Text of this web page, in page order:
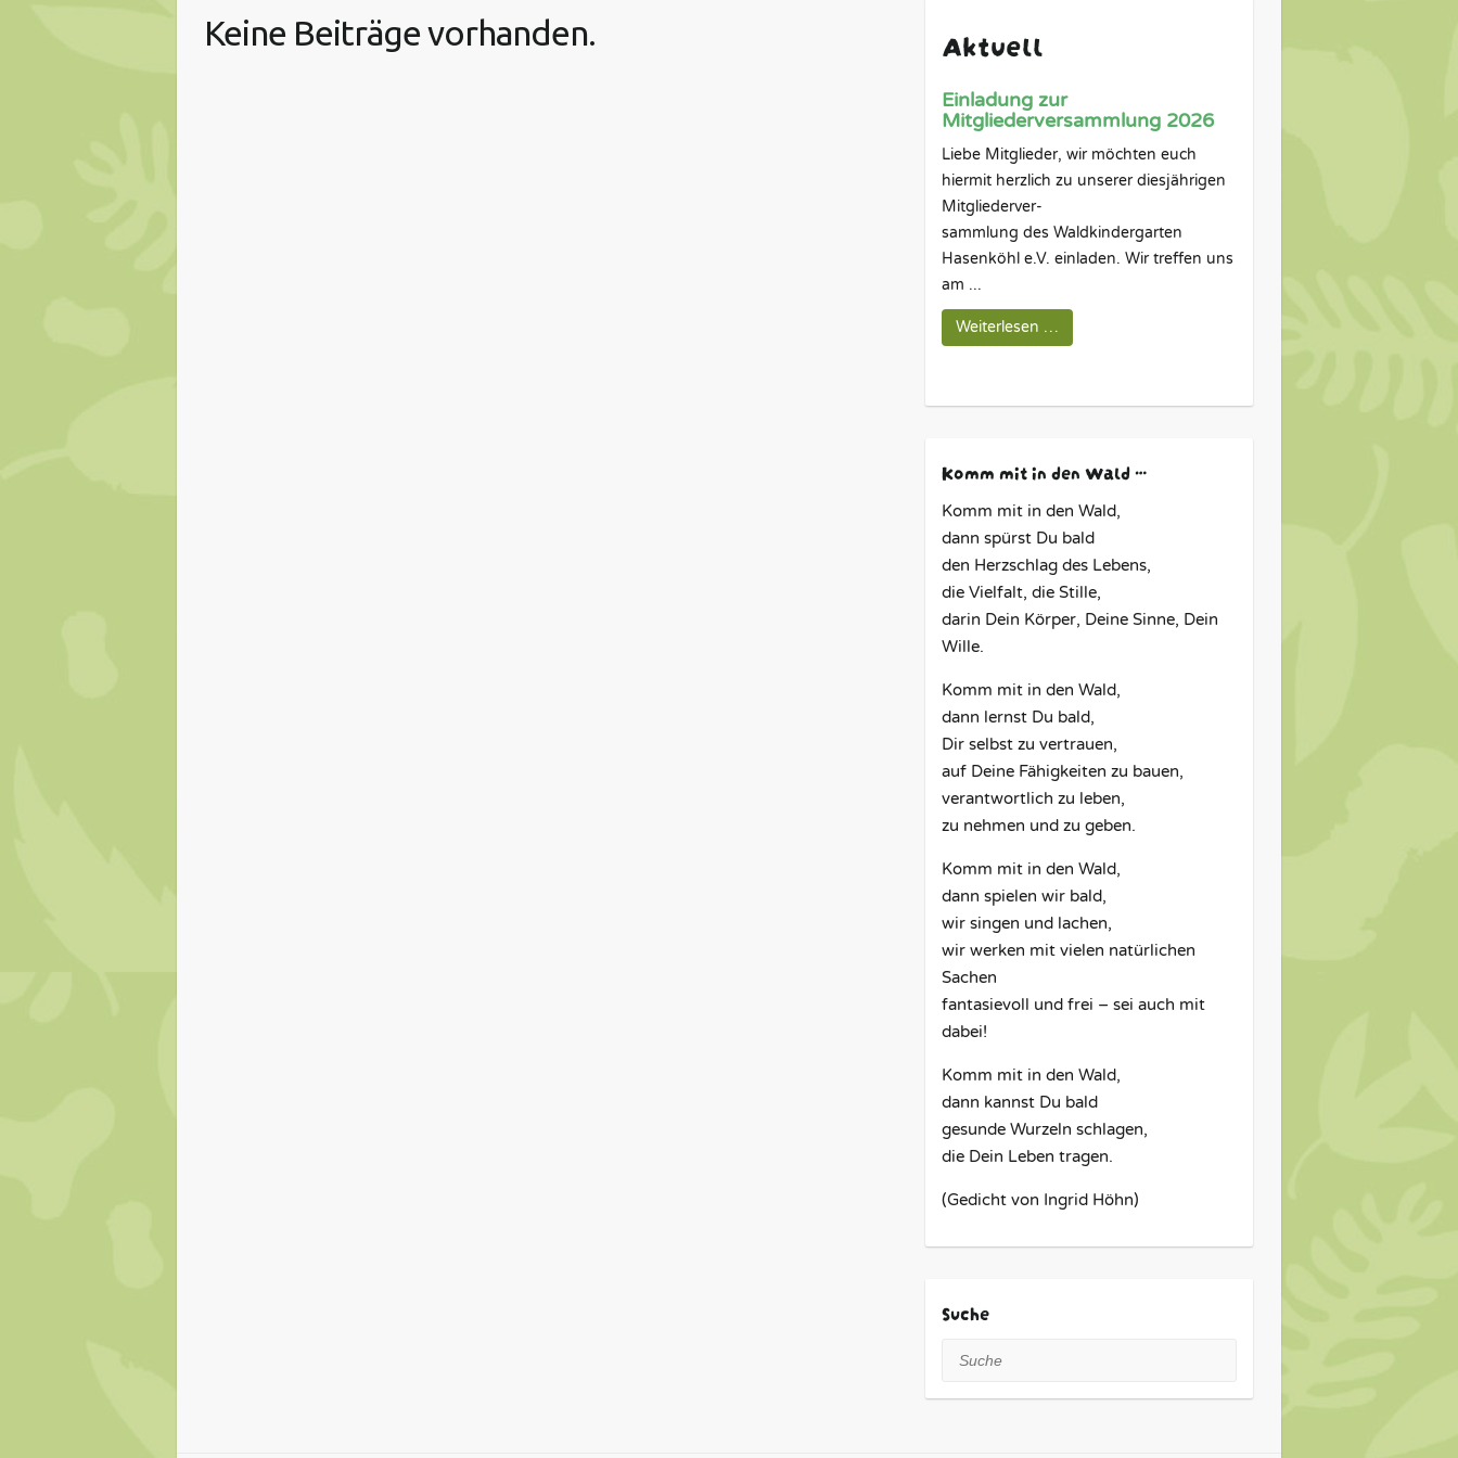
Keine Beiträge vorhanden. Aktuell
Einladung zur
Mitgliederversammlung 2026
Liebe Mitglieder, wir möchten euch
hiermit herzlich zu unserer diesjährigen
Mitgliederver-
sammlung des Waldkindergarten
Hasenköhl e.V. einladen. Wir treffen uns
am ...
Weiterlesen …
Komm mit in den Wald …
Komm mit in den Wald,
dann spürst Du bald
den Herzschlag des Lebens,
die Vielfalt, die Stille,
darin Dein Körper, Deine Sinne, Dein
Wille.
Komm mit in den Wald,
dann lernst Du bald,
Dir selbst zu vertrauen,
auf Deine Fähigkeiten zu bauen,
verantwortlich zu leben,
zu nehmen und zu geben.
Komm mit in den Wald,
dann spielen wir bald,
wir singen und lachen,
wir werken mit vielen natürlichen
Sachen
fantasievoll und frei – sei auch mit
dabei!
Komm mit in den Wald,
dann kannst Du bald
gesunde Wurzeln schlagen,
die Dein Leben tragen.
(Gedicht von Ingrid Höhn)
Suche
Suche